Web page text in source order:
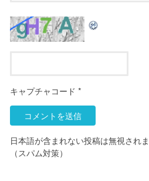
キャプチャコード *
日本語が含まれない投稿は無視され
（スパム対策）